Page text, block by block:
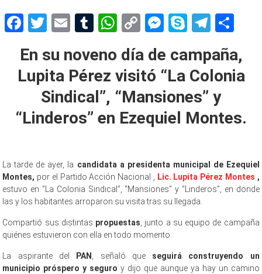
Facebook
Twitter
EmailTumblr
WhatsApp
CopyMessenger
Skype
En su noveno día de campaña,
Lupita Pérez visitó “La Colonia
Sindical”, “Mansiones” y
“Linderos” en Ezequiel Montes.
La tarde de ayer, la candidata a presidenta municipal de Ezequiel
Montes, por el Partido Acción Nacional , Lic. Lupita Pérez Montes ,
estuvo en “La Colonia Sindical”, “Mansiones” y “Linderos”, en donde
las y los habitantes arroparon su visita tras su llegada.
Compartió sus distintas propuestas , junto a su equipo de campaña
quiénes estuvieron con ella en todo momento.
La aspirante del PAN , señaló que seguirá construyendo un
municipio próspero y seguro y dijo que aunque ya hay un camino